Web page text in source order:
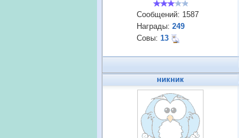
Сообщений: 1587
Награды: 249
Совы: 13
никник